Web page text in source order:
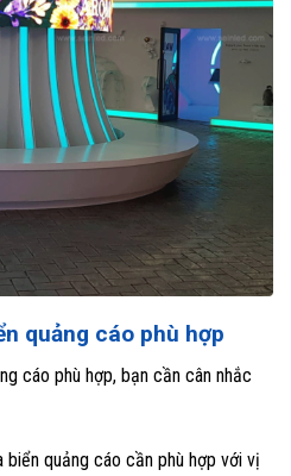
quảng cáo phù hợp
cáo phù hợp, bạn cần cân nhắc
quảng cáo cần phù hợp với vị